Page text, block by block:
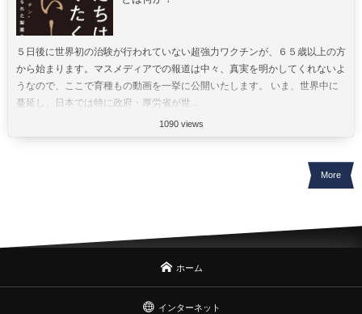
５日後に世界初の治験が行われていない超強力ワクチンが、６５歳以上の方
から始まります。マスメディアでの報道は中々、真実を明かしてくれないよ
うなので、ここで育種もの動画を一挙に公開いたします。 いま、世界中に
蔓延し、日本では特に政府・厚労省が世...
1090 views
More
ホーム
インターネット